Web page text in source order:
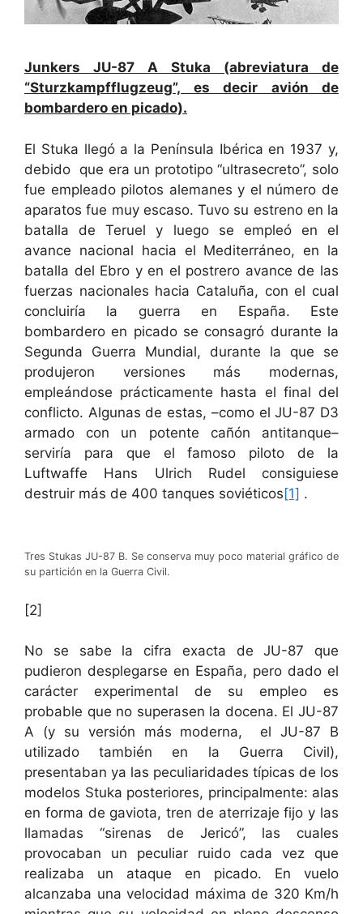
Junkers JU-87 A Stuka (abreviatura de
“Sturzkampfflugzeug”, es decir avión de
bombardero en picado).
El Stuka llegó a la Península Ibérica en 1937 y,
debido que era un prototipo “ultrasecreto”, solo
fue empleado pilotos alemanes y el número de
aparatos fue muy escaso. Tuvo su estreno en la
batalla de Teruel y luego se empleó en el
avance nacional hacia el Mediterráneo, en la
batalla del Ebro y en el postrero avance de las
fuerzas nacionales hacia Cataluña, con el cual
concluiría la guerra en España. Este
bombardero en picado se consagró durante la
Segunda Guerra Mundial, durante la que se
produjeron versiones más modernas,
empleándose prácticamente hasta el final del
conflicto. Algunas de estas, –como el JU-87 D3
armado con un potente cañón antitanque–
serviría para que el famoso piloto de la
Luftwaffe Hans Ulrich Rudel consiguiese
destruir más de 400 tanques soviéticos[1] .
Tres Stukas JU-87 B. Se conserva muy poco material gráfico de
su partición en la Guerra Civil.
[2]
No se sabe la cifra exacta de JU-87 que
pudieron desplegarse en España, pero dado el
carácter experimental de su empleo es
probable que no superasen la docena. El JU-87
A (y su versión más moderna, el JU-87 B
utilizado también en la Guerra Civil),
presentaban ya las peculiaridades típicas de los
modelos Stuka posteriores, principalmente: alas
en forma de gaviota, tren de aterrizaje fijo y las
llamadas “sirenas de Jericó”, las cuales
provocaban un peculiar ruido cada vez que
realizaba un ataque en picado. En vuelo
alcanzaba una velocidad máxima de 320 Km/h